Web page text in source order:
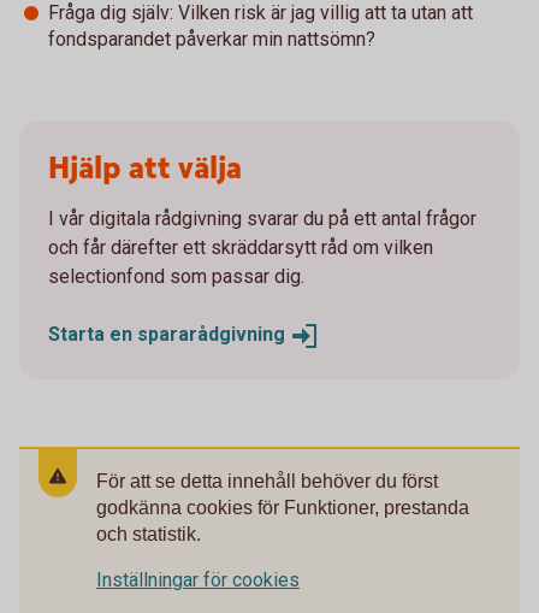
Fråga dig själv: Vilken risk är jag villig att ta utan att
fondsparandet påverkar min nattsömn?
Hjälp att välja
I vår digitala rådgivning svarar du på ett antal frågor
och får därefter ett skräddarsytt råd om vilken
selectionfond som passar dig.
Starta en spararådgivning
För att se detta innehåll behöver du först
godkänna cookies för Funktioner, prestanda
och statistik.
Inställningar för cookies